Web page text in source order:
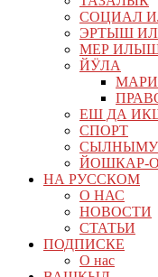
СОЦИАЛ
ЭРТЫШ
МЕР
ЙӰЛА
ЕШ ДА
СПОРТ
ЙОШКАР-
НА РУССКОМ
О НАС
НОВОСТИ
СТАТЬИ
ПОДПИСКЕ
О нас